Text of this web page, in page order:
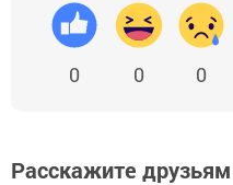
0 0 0
Расскажите друзьям